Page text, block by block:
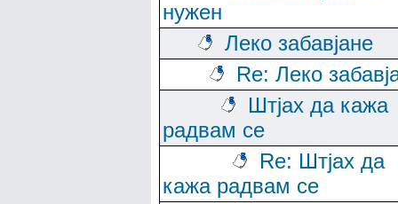
нужен
Леко забавјане
Re: Леко
Штјах да кажа
радвам се
Re: Штјах да
кажа радвам се